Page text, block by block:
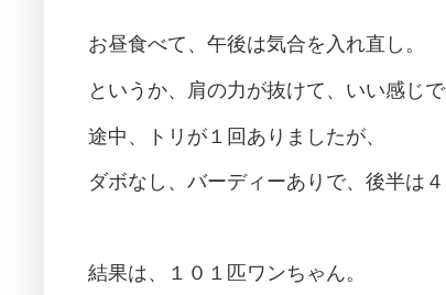
お昼食べて、午後は気合を入れ直し。
というか、肩の力が抜けて、いい感じで
途中、トリが１回ありましたが、
ダボなし、バーディーありで、後半は４
結果は、１０１匹ワンちゃん。